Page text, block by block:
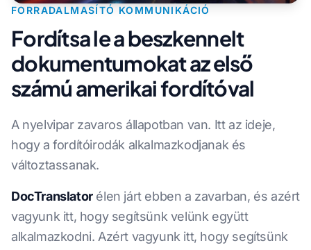
FORRADALMASÍTÓ KOMMUNIKÁCIÓ
Fordítsa le a beszkennelt
dokumentumokat az első
számú amerikai fordítóval
A nyelvipar zavaros állapotban van. Itt az ideje,
hogy a fordítóirodák alkalmazkodjanak és
változtassanak.
DocTranslatorélen járt ebben a zavarban, és azért
vagyunk itt, hogy segítsünk velünk együtt
alkalmazkodni. Azért vagyunk itt, hogy segítsünk